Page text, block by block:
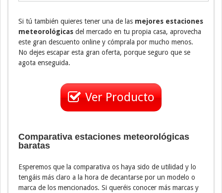
Si tú también quieres tener una de las mejores estaciones
meteorológicas del mercado en tu propia casa, aprovecha
este gran descuento online y cómprala por mucho menos.
No dejes escapar esta gran oferta, porque seguro que se
agota enseguida.
Ver Producto
Comparativa estaciones meteorológicas
baratas
Esperemos que la comparativa os haya sido de utilidad y lo
tengáis más claro a la hora de decantarse por un modelo o
marca de los mencionados. Si queréis conocer más marcas y